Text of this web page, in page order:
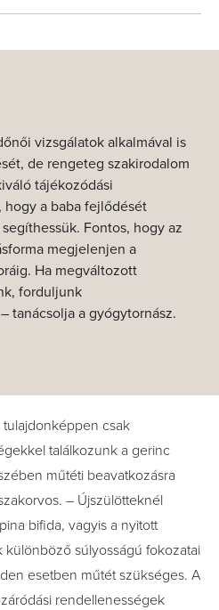
vizsgálatok alkalmával is
de rengeteg szakirodalom
tájékozódási
a baba fejlődését
Fontos, hogy az
megjelenjen a
Ha megváltozott
forduljunk
tanácsolja a gyógytornász.
tulajdonképpen csak
találkozunk a gerinc
műtéti beavatkozásra
– Újszülötteknél
bifida, vagyis a nyitott
súlyosságú fokozatai
esetben műtét szükséges. A
rendellenességek